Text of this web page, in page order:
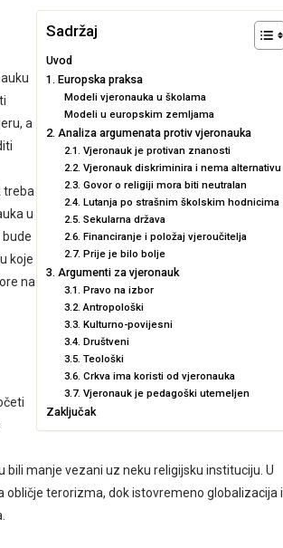
Sadržaj
Uvod
1. Europska praksa
Modeli vjeronauka u školama
Modeli u europskim zemljama
2. Analiza argumenata protiv vjeronauka
2.1. Vjeronauk je protivan znanosti
2.2. Vjeronauk diskriminira i nema alternativu
2.3. Govor o religiji mora biti neutralan
2.4. Lutanja po strašnim školskim hodnicima
2.5. Sekularna država
2.6. Financiranje i položaj vjeroučitelja
2.7. Prije je bilo bolje
3. Argumenti za vjeronauk
3.1. Pravo na izbor
3.2. Antropološki
3.3. Kulturno-povijesni
3.4. Društveni
3.5. Teološki
3.6. Crkva ima koristi od vjeronauka
3.7. Vjeronauk je pedagoški utemeljen
Zaključak
a
treba
u
koje
na
bili manje vezani uz neku religijsku instituciju. U
terorizma, dok istovremeno globalizacija i